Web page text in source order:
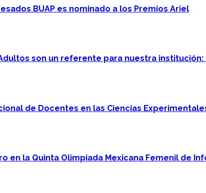
BUAP es nominado a los Premios Ariel
son un referente para nuestra
de Docentes en las Ciencias
en la Quinta Olimpiada Mexicana Femenil de